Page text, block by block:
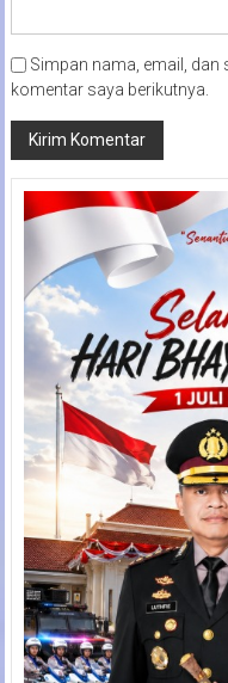
Simpan nama, email,
komentar saya berikutnya.